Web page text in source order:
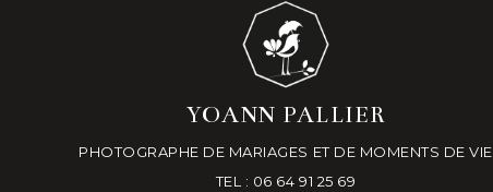
YOANN PALLIER
PHOTOGRAPHE DE MARIAGES ET DE MOMENTS DE VIE
TEL : 06 64 91 25 69